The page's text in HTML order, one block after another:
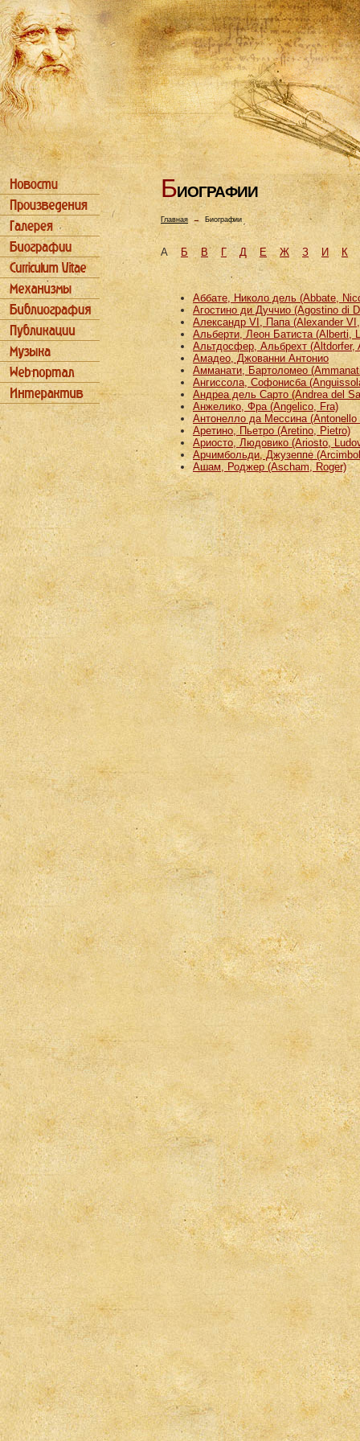
БИОГРАФИИ
Главная→ Биографии
АБ В Г Д Е Ж З И К
Аббате, Николо дель (Abbate,
Агостино ди Дуччио (Agostino di
Александр VI, Папа (Alexander
Альберти, Леон Батиста (Alberti,
Альтдосфер, Альбрехт (Altdorfer,
Амадео, Джованни Антонио
Амманати, Бартоломео
Ангиссола, Софонисба
Андреа дель Сарто (Andrea del
Анжелико, Фра (Angelico, Fra)
Антонелло да Мессина (Antonello
Аретино, Пьетро (Aretino, Pietro)
Ариосто, Людовико (Ariosto,
Арчимбольди, Джузеппе
Ашам, Роджер (Ascham, Roger)